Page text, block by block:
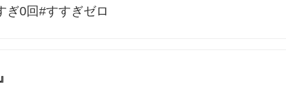
ぎ0回#すすぎゼロ